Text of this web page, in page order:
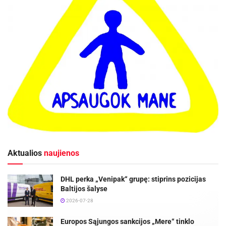
Aktualios naujienos
DHL perka „Venipak“ grupę: stiprins pozicijas
Baltijos šalyse
2026-07-28
Europos Sąjungos sankcijos „Mere“ tinklo